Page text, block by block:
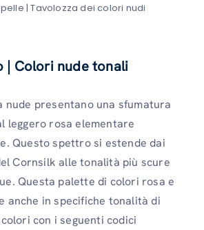
| Tavolozza dei colori nudi
| Colori nude tonali
nude presentano una sfumatura
leggero rosa elementare
Questo spettro si estende dai
Cornsilk alle tonalità più scure
Questa palette di colori rosa e
anche in specifiche tonalità di
con i seguenti codici